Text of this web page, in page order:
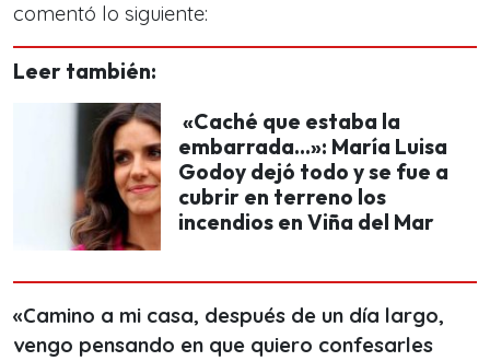
comentó lo siguiente:
Leer también:
«Caché que estaba la
embarrada…»: María Luisa
Godoy dejó todo y se fue a
cubrir en terreno los
incendios en Viña del Mar
«Camino a mi casa, después de un día largo,
vengo pensando en que quiero confesarles